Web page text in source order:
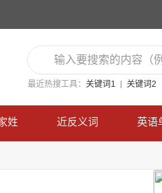
最近热搜工具： 关键词1 关键词2
姓 近反义词 英语